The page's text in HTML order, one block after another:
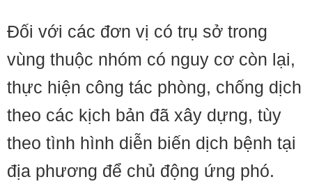
Đối với các đơn vị có trụ sở trong
vùng thuộc nhóm có nguy cơ còn lại,
thực hiện công tác phòng, chống dịch
theo các kịch bản đã xây dựng, tùy
theo tình hình diễn biến dịch bệnh tại
địa phương để chủ động ứng phó.